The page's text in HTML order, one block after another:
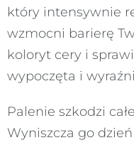
który intensywnie
wzmocni barierę
koloryt cery i
wypoczęta i
Palenie szkodzi
Wyniszcza go